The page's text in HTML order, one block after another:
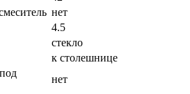
нет
4.5
стекло
к столешнице
нет